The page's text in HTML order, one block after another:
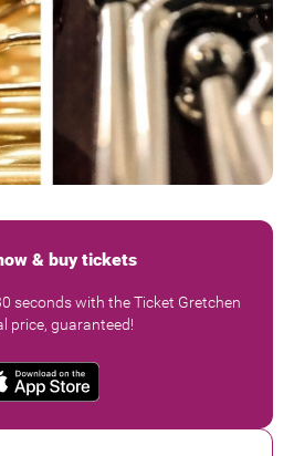
& buy tickets
seconds with the Ticket Gretchen
price, guaranteed!